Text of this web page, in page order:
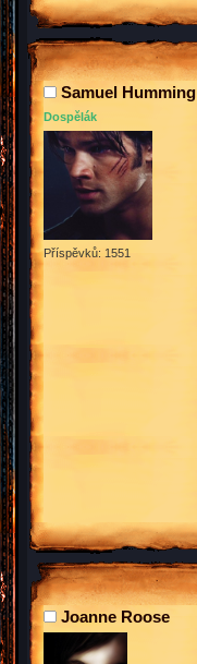
Samuel Humming
Dospělák
Příspěvků: 1551
Joanne Roose